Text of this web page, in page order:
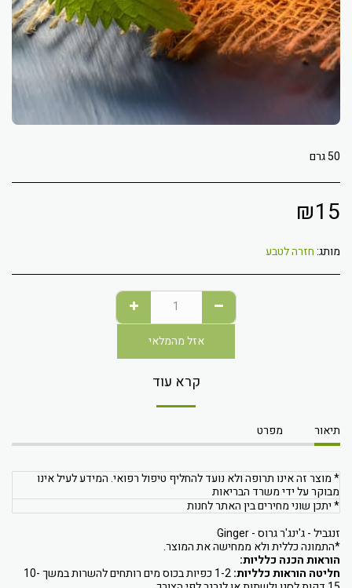
50 גרם
₪15
מותג:חזרה לטבע
אזל מהמלאי
קרא עוד
תיאור מפרט
* מוצר זה אינו תרופה ולא נועד להחליף טיפול רפואי. המידע לעיל אינו
מבוקר על ידי משרד הבריאות
* יתכן שוני מחירים בין האתר לחנות
זנגביל - ג'ינג'ר גרוס -
*התמונה כללית ולא ממחישה את המוצר.
הוראות הכנה כלליות:
חליטה הוראות כלליות:
1-2 כפיות בכוס מים רותחים להשרות במשך 10-